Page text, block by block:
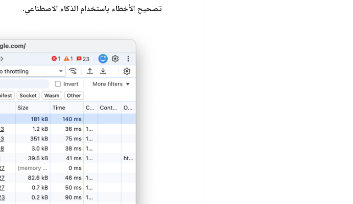
تصحيح الأخطاء باستخدام الذكاء الاصطناعي.